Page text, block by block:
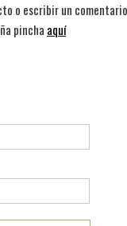
o escribir un
pincha aquí